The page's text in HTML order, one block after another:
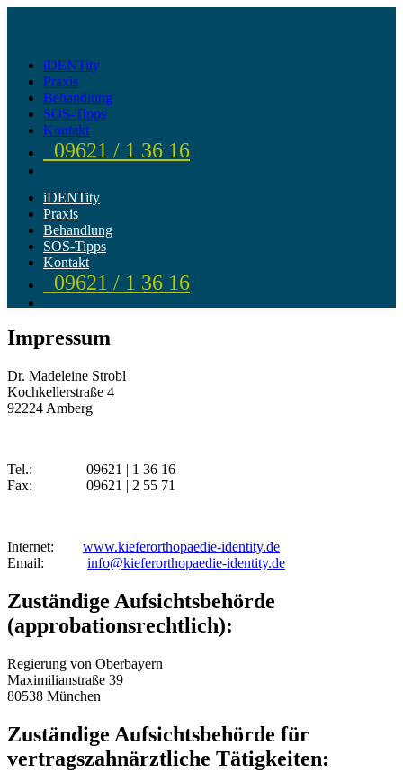
iDENTity
Praxis
Behandlung
SOS-Tipps
Kontakt
09621 / 1 36 16
iDENTity
Praxis
Behandlung
SOS-Tipps
Kontakt
09621 / 1 36 16
Impressum
Dr. Madeleine Strobl
Kochkellerstraße 4
92224 Amberg
Tel.: 09621 | 1 36 16
Fax: 09621 | 2 55 71
Internet: www.kieferorthopaedie-identity.de
Email: info@kieferorthopaedie-identity.de
Zuständige Aufsichtsbehörde
(approbationsrechtlich):
Regierung von Oberbayern
Maximilianstraße 39
80538 München
Zuständige Aufsichtsbehörde für
vertragszahnärztliche Tätigkeiten: